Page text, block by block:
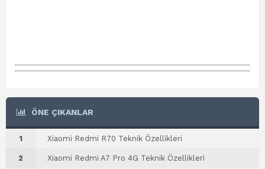
ÖNE ÇIKANLAR
1 Xiaomi Redmi R70 Teknik Özellikleri
2 Xiaomi Redmi A7 Pro 4G Teknik Özellikleri